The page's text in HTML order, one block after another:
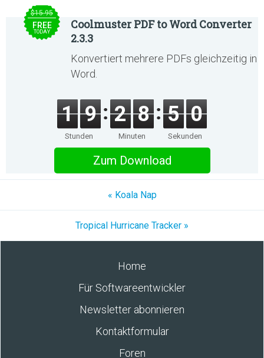
$15.95
FREE
TODAY
Coolmuster PDF to Word Converter
2.3.3
Konvertiert mehrere PDFs gleichzeitig in
Word.
1 9
Stunden
2 8
Minuten
5 0
Sekunden
Zum Download
« Koala Nap
Tropical Hurricane Tracker »
Home
Für Softwareentwickler
Newsletter abonnieren
Kontaktformular
Foren